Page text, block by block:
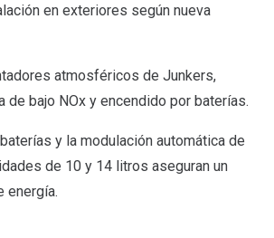
en exteriores según nueva
atmosféricos de Junkers,
de bajo NOx y encendido por baterías.
y la modulación automática de
de 10 y 14 litros aseguran un
energía.